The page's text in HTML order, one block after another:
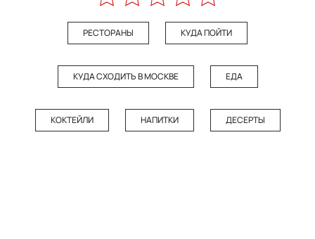
РЕСТОРАНЫ КУДА ПОЙТИ
КУДА СХОДИТЬ В МОСКВЕ ЕДА
КОКТЕЙЛИ НАПИТКИ ДЕСЕРТЫ